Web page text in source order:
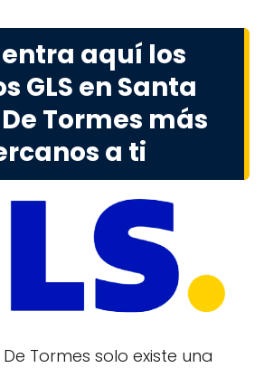
aquí los
GLS en Santa
Tormes más
a ti
Tormes solo existe una